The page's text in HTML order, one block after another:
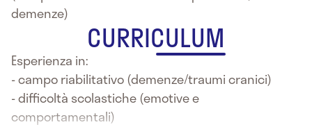
demenze)
CURRICULUM
Esperienza in:
- campo riabilitativo (demenze/traumi cranici)
- difficoltà scolastiche (emotive e
comportamentali)